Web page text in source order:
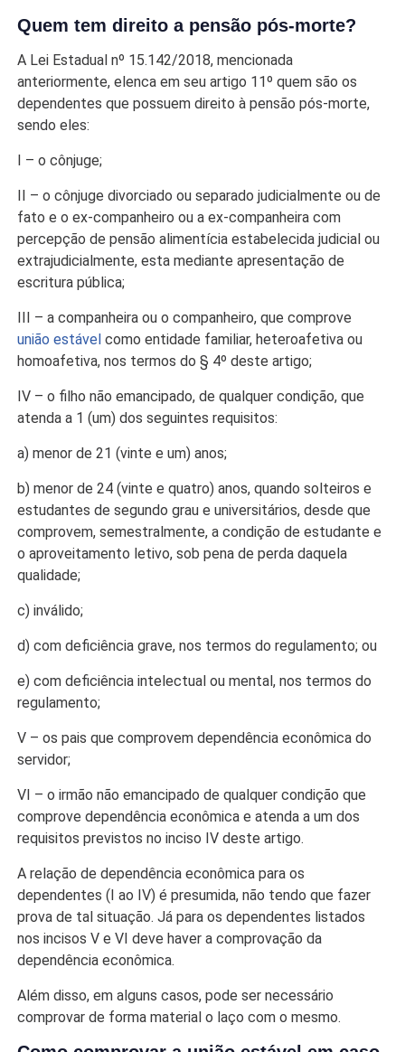
Quem tem direito a pensão pós-morte?
A Lei Estadual nº 15.142/2018, mencionada
anteriormente, elenca em seu artigo 11º quem são os
dependentes que possuem direito à pensão pós-morte,
sendo eles:
I – o cônjuge;
II – o cônjuge divorciado ou separado judicialmente ou de
fato e o ex-companheiro ou a ex-companheira com
percepção de pensão alimentícia estabelecida judicial ou
extrajudicialmente, esta mediante apresentação de
escritura pública;
III – a companheira ou o companheiro, que comprove
união estável como entidade familiar, heteroafetiva ou
homoafetiva, nos termos do § 4º deste artigo;
IV – o filho não emancipado, de qualquer condição, que
atenda a 1 (um) dos seguintes requisitos:
a) menor de 21 (vinte e um) anos;
b) menor de 24 (vinte e quatro) anos, quando solteiros e
estudantes de segundo grau e universitários, desde que
comprovem, semestralmente, a condição de estudante e
o aproveitamento letivo, sob pena de perda daquela
qualidade;
c) inválido;
d) com deficiência grave, nos termos do regulamento; ou
e) com deficiência intelectual ou mental, nos termos do
regulamento;
V – os pais que comprovem dependência econômica do
servidor;
VI – o irmão não emancipado de qualquer condição que
comprove dependência econômica e atenda a um dos
requisitos previstos no inciso IV deste artigo.
A relação de dependência econômica para os
dependentes (I ao IV) é presumida, não tendo que fazer
prova de tal situação. Já para os dependentes listados
nos incisos V e VI deve haver a comprovação da
dependência econômica.
Além disso, em alguns casos, pode ser necessário
comprovar de forma material o laço com o mesmo.